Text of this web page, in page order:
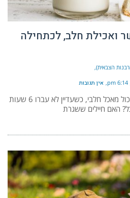
ואכילת חלב, לכתחילה
הצבאית)
6:14 pm אין תגובות
שאלה: האם ומתי רשאי חייל לאכול מאכל חלבי, כשעדיין לא עברו 6 שעות
האם חיילים ששגרת